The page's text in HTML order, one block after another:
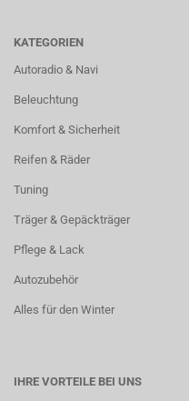
KATEGORIEN
Autoradio & Navi
Beleuchtung
Komfort & Sicherheit
Reifen & Räder
Tuning
Träger & Gepäckträger
Pflege & Lack
Autozubehör
Alles für den Winter
IHRE VORTEILE BEI UNS